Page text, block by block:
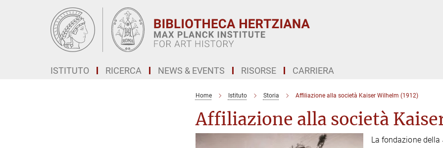
ISTITUTO RICERCA NEWS & EVENTS RISORSE CARRIERA
Home Istituto Storia Affiliazione alla società Kaiser Wilhelm (1912)
Affiliazione alla società
La fondazione della